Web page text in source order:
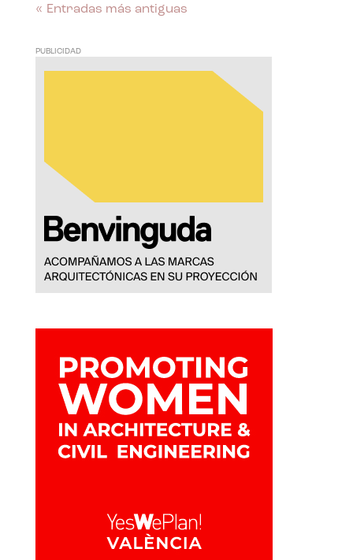
« Entradas más antiguas
PUBLICIDAD